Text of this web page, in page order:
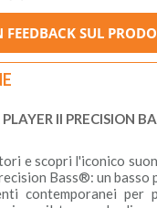
PLAYER II PRECISION
e scopri l'iconico
Bass®: un basso
contemporanei per